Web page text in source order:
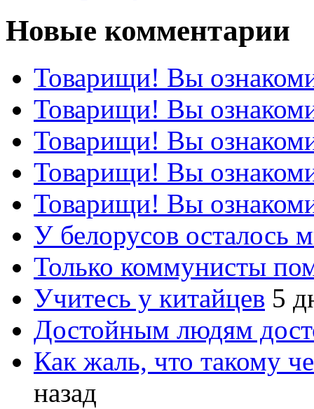
Новые комментарии
Товарищи! Вы
Товарищи! Вы
Товарищи! Вы
Товарищи! Вы
Товарищи! Вы
У белорусов осталось
Только коммунисты
Учитесь у китайцев 5
Достойным людям
Как жаль, что такому
назад